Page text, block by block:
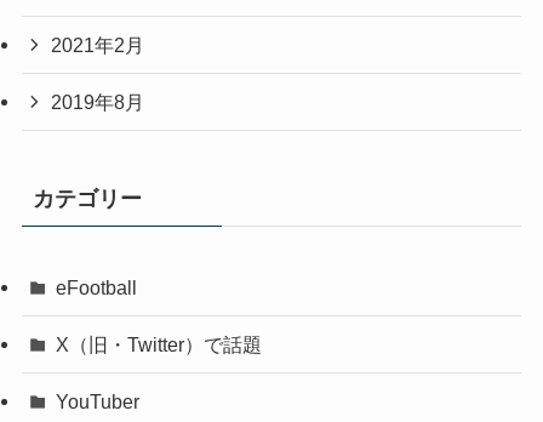
2021年2月
2019年8月
カテゴリー
eFootball
X（旧・Twitter）で話題
YouTuber